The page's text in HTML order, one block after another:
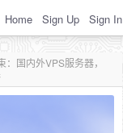
Home Sign Up Sign In
国内外VPS服务器，